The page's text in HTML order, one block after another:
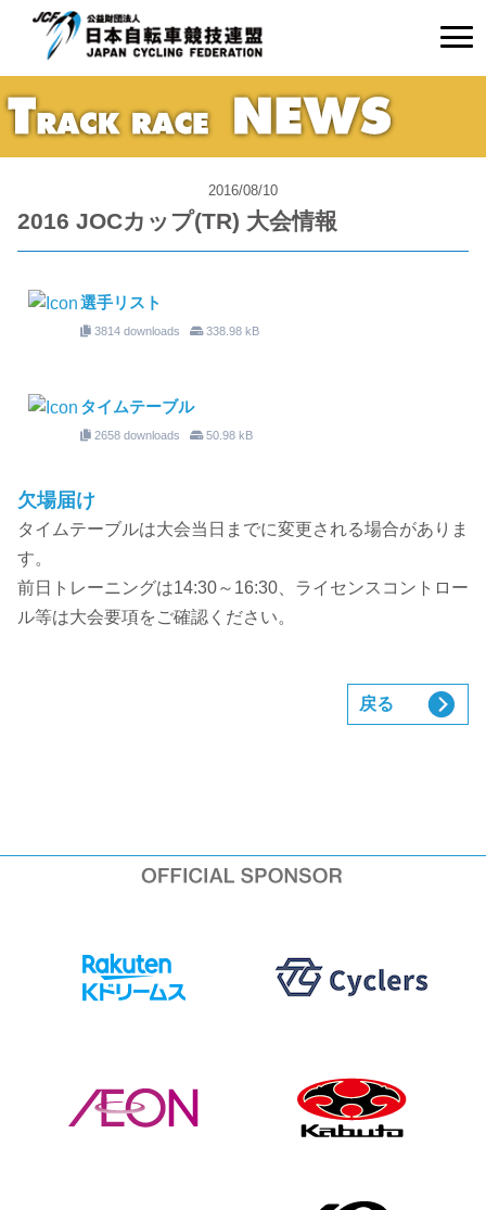
2016/08/10
2016 JOCカップ(TR) 大会情報
選手リスト
3814 downloads 338.98 kB
タイムテーブル
2658 downloads 50.98 kB
欠場届け
タイムテーブルは大会当日までに変更される場合がありま
す。
前日トレーニングは14:30～16:30、ライセンスコントロー
ル等は大会要項をご確認ください。
戻る